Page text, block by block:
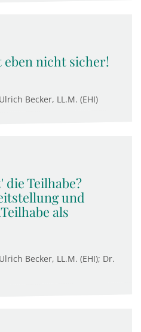
eben nicht sicher!
Becker, LL.M. (EHI)
die Teilhabe?
und
als
Becker, LL.M. (EHI); Dr.